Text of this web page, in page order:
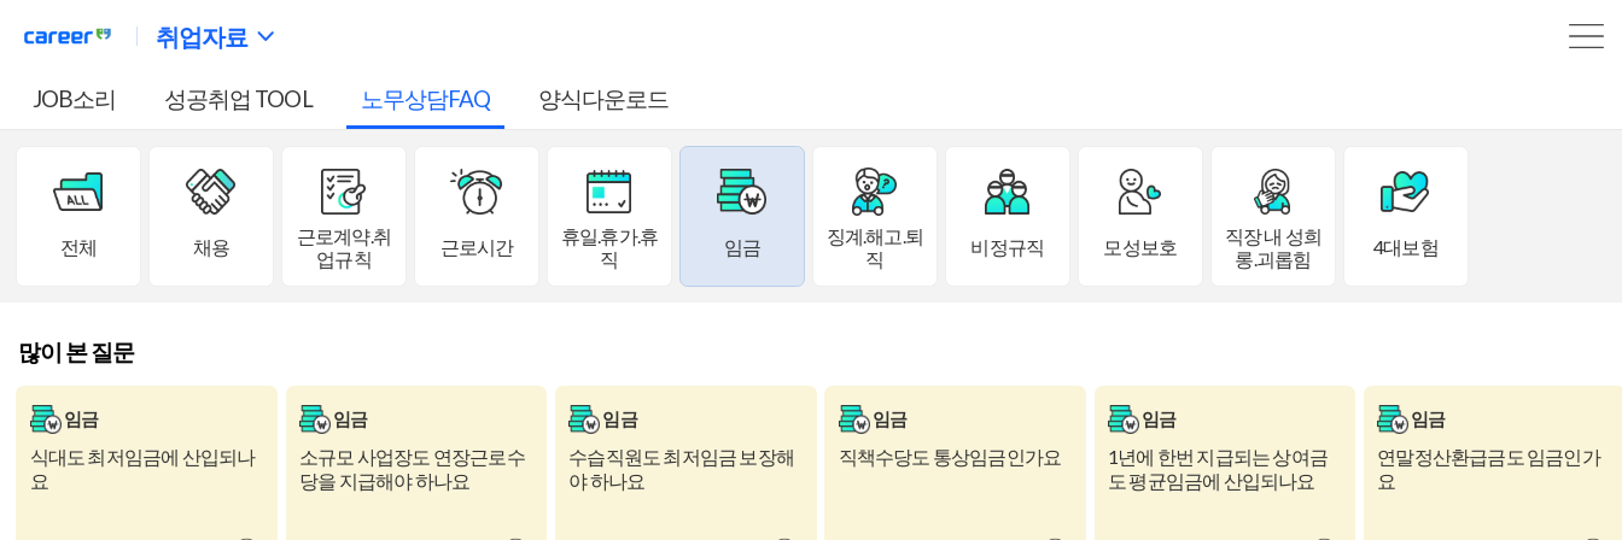
취업자료
JOB소리 성공취업 TOOL 노무상담FAQ 양식다운로드
전체 채용
근로계약.취
업규칙
근로시간
휴일.휴가.휴
직
임금
징계.해고.퇴
직
비정규직 모성보호
직장 내 성희
롱.괴롭힘
4대보험
많이 본 질문
임금
식대도 최저임금에 산입되나
요
임금
소규모 사업장도 연장근로수
당을 지급해야 하나요
임금
수습직원도 최저임금 보장해
야 하나요
임금
직책수당도 통상임금인가요
임금
1년에 한번 지급되는 상여금
도 평균임금에 산입되나요
임금
연말정산환급금도 임금인가
요